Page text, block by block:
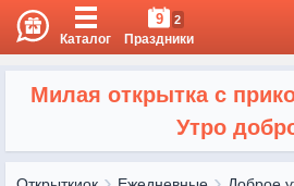
Каталог
9 2
Праздники
Милая открытка с
Утро